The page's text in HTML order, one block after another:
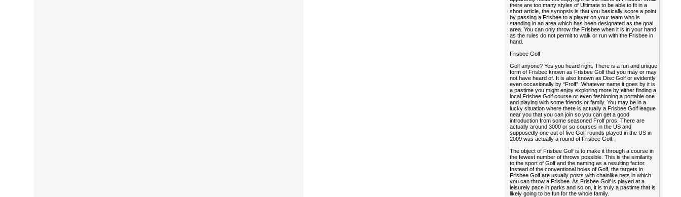
there are too many styles of Ultimate to be able to fit in a
short article, the synopsis is that you basically score a point
by passing a Frisbee to a player on your team who is
standing in an area which has been designated as the goal
area. You can only throw the Frisbee when it is in your hand
as the rules do not permit to walk or run with the Frisbee in
hand.
Frisbee Golf
Golf anyone? Yes you heard right. There is a fun and unique
form of Frisbee known as Frisbee Golf that you may or may
not have heard of. It is also known as Disc Golf or evidently
even occasionally by “Frolf”. Whatever name it goes by it is
a pastime you might enjoy exploring more by either finding a
local Frisbee Golf course or even fashioning a portable one
and playing with some friends or family. You may be in a
lucky situation where there is actually a Frisbee Golf league
near you that you can join so you can get a good
introduction from some seasoned Frolf pros. There are
actually around 3000 or so courses in the US and
supposedly one out of five Golf rounds played in the US in
2009 was actually a round of Frisbee Golf.
The object of Frisbee Golf is to make it through a course in
the fewest number of throws possible. This is the similarity
to the sport of Golf and the naming as a resulting factor.
Instead of the conventional holes of Golf, the targets in
Frisbee Golf are usually posts with chainlike nets in which
you can throw a Frisbee. As Frisbee Golf is played at a
leisurely pace in parks and so on, it is truly a pastime that is
likely going to be fun for the whole family.